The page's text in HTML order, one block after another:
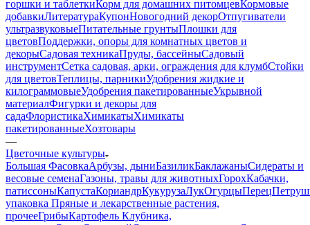
горшки и таблеткиКорм для домашних питомцевКормовые
добавкиЛитератураКупонНовогодний декорОтпугиватели
ультразвуковыеПитательные грунтыПлошки для
цветовПоддержки, опоры для комнатных цветов и
декорыСадовая техникаПруды, бассейныСадовый
инструментСетка садовая, арки, ограждения для клумбСтойки
для цветовТеплицы, парникиУдобрения жидкие и
килограммовыеУдобрения пакетированныеУкрывной
материалФигурки и декоры для
садаФлористикаХимикатыХимикаты
пакетированныеХозтовары
—
Цветочные культуры
Большая ФасовкаАрбузы, дыниБазиликБаклажаныСидераты и
весовые семенаГазоны, травы для животныхГорохКабачки,
патиссоныКапустаКориандрКукурузаЛукОгурцыПерец
упаковка Пряные и лекарственные растения,
прочееГрибыКартофель Клубника,